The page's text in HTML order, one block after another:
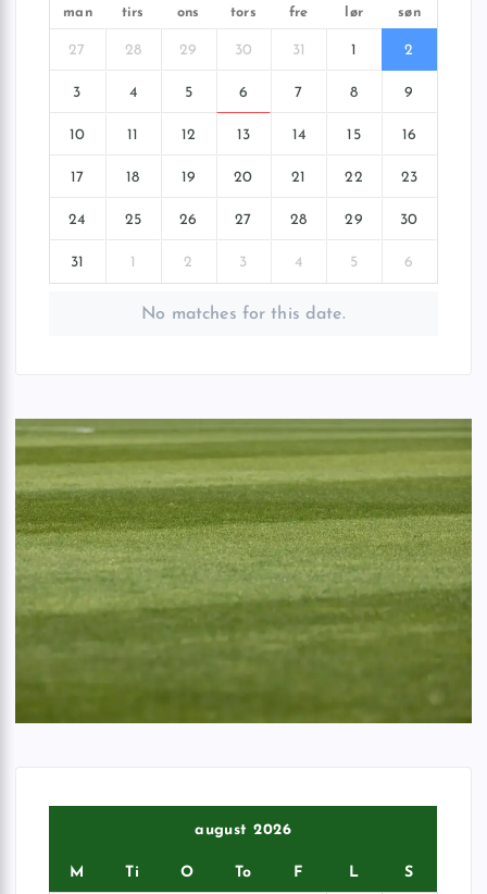
man tirs ons tors fre lør søn
27 28 29 30 31 1 2
3 4 5 6 7 8 9
10 11 12 13 14 15 16
17 18 19 20 21 22 23
24 25 26 27 28 29 30
31 1 2 3 4 5 6
No matches for this date.
august 2026
M Ti O To F L S